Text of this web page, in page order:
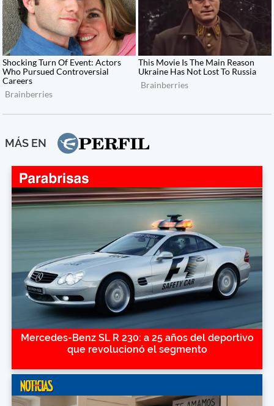
MÁS EN
Mercedes-Benz SL R 230: a 25 años del deportivo
que revolucionó el segmento